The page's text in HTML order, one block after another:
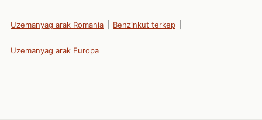
Uzemanyag arak Romania Benzinkut terkep
Uzemanyag arak Europa